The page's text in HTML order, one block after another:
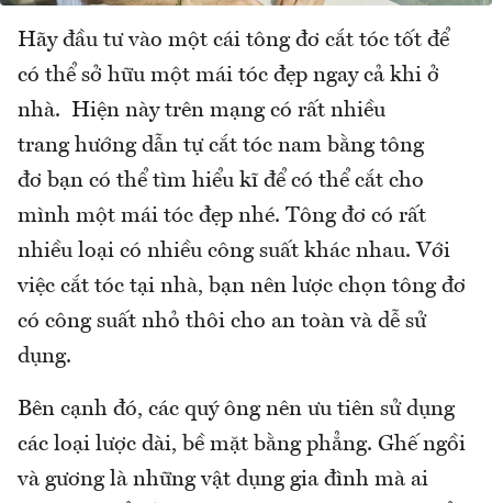
Hãy đầu tư vào một cái tông đơ cắt tóc tốt để
có thể sở hữu một mái tóc đẹp ngay cả khi ở
nhà. Hiện này trên mạng có rất nhiều
trang hướng dẫn tự cắt tóc nam bằng tông
đơ bạn có thể tìm hiểu kĩ để có thể cắt cho
mình một mái tóc đẹp nhé. Tông đơ có rất
nhiều loại có nhiều công suất khác nhau. Với
việc cắt tóc tại nhà, bạn nên lược chọn tông đơ
có công suất nhỏ thôi cho an toàn và dễ sử
dụng.
Bên cạnh đó, các quý ông nên ưu tiên sử dụng
các loại lược dài, bề mặt bằng phẳng. Ghế ngồi
và gương là những vật dụng gia đình mà ai